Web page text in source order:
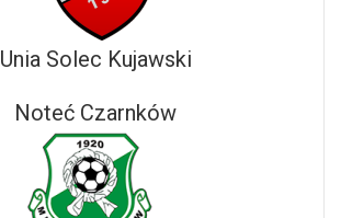
Unia Solec Kujawski
Noteć Czarnków